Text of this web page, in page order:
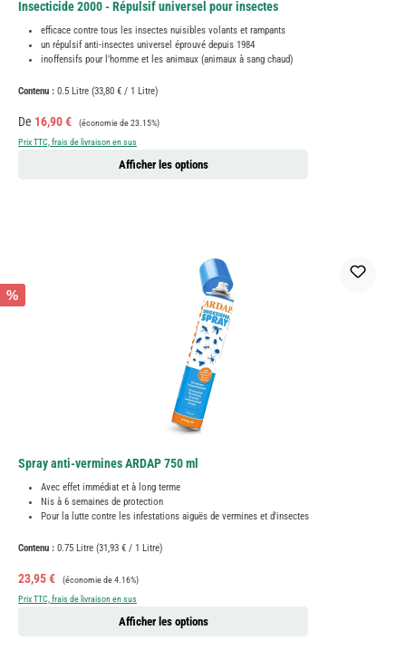
Insecticide 2000 - Répulsif universel pour insectes
efficace contre tous les insectes nuisibles volants et rampants
un répulsif anti-insectes universel éprouvé depuis 1984
inoffensifs pour l'homme et les animaux (animaux à sang chaud)
Contenu : 0.5 Litre (33,80 € / 1 Litre)
Prix de vente :
De 16,90 € Prix régulier :
(économie de 23.15%)
Prix TTC, frais de livraison en sus
Afficher les options
%
Spray anti-vermines ARDAP 750 ml
Avec effet immédiat et à long terme
Nis à 6 semaines de protection
Pour la lutte contre les infestations aiguës de vermines et d'insectes
Contenu : 0.75 Litre (31,93 € / 1 Litre)
Prix de vente :
23,95 € Prix régulier :
(économie de 4.16%)
Prix TTC, frais de livraison en sus
Afficher les options